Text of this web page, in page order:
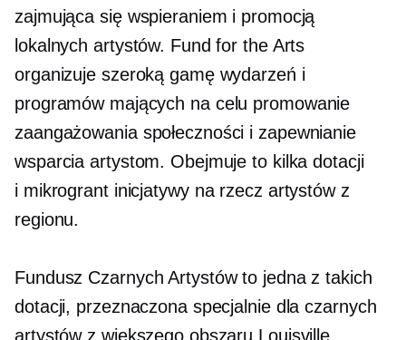
zajmująca się wspieraniem i promocją
lokalnych artystów. Fund for the Arts
organizuje szeroką gamę wydarzeń i
programów mających na celu promowanie
zaangażowania społeczności i zapewnianie
wsparcia artystom. Obejmuje to kilka dotacji
i mikrograntinicjatywy na rzecz artystów z
regionu.
Fundusz Czarnych Artystów to jedna z takich
dotacji, przeznaczona specjalnie dla czarnych
artystów z większego obszaru Louisville.